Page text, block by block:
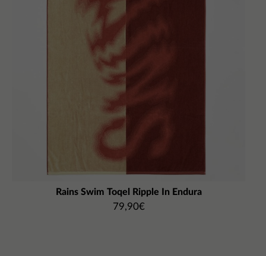
Rains Swim Toqel Ripple In Endura
79,90€